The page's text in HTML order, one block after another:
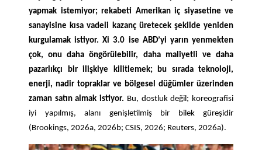
yapmak istemiyor; rekabeti Amerikan iç siyasetine ve
sanayisine kısa vadeli kazanç üretecek şekilde yeniden
kurgulamak istiyor. Xi 3.0 ise ABD’yi yarın yenmekten
çok, onu daha öngörülebilir, daha maliyetli ve daha
pazarlıkçı bir ilişkiye kilitlemek; bu sırada teknoloji,
enerji, nadir topraklar ve bölgesel düğümler üzerinden
zaman satın almak istiyor. Bu, dostluk değil; koreografisi
iyi yapılmış, alanı genişletilmiş bir bilek güreşidir
(Brookings, 2026a, 2026b; CSIS, 2026; Reuters, 2026a).